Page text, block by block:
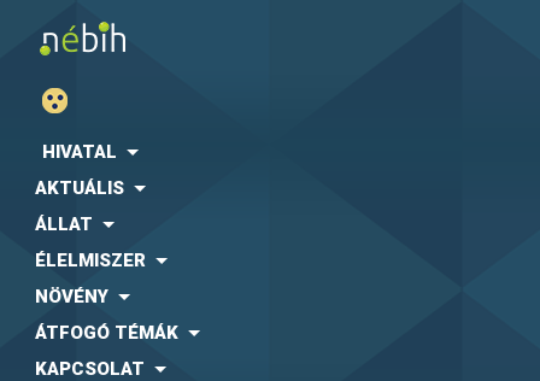
HIVATAL
AKTUÁLIS
ÁLLAT
ÉLELMISZER
NÖVÉNY
ÁTFOGÓ TÉMÁK
KAPCSOLAT